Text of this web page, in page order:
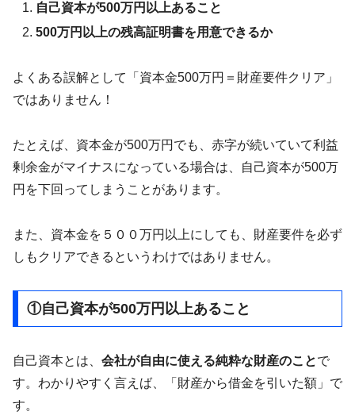
自己資本が500万円以上あること
500万円以上の残高証明書を用意できるか
よくある誤解として「資本金500万円＝財産要件クリア」
ではありません！
たとえば、資本金が500万円でも、赤字が続いていて利益
剰余金がマイナスになっている場合は、自己資本が500万
円を下回ってしまうことがあります。
また、資本金を５００万円以上にしても、財産要件を必ず
しもクリアできるというわけではありません。
①自己資本が500万円以上あること
自己資本とは、 会社が自由に使える純粋な財産のことで
す。わかりやすく言えば、「財産から借金を引いた額」で
す。